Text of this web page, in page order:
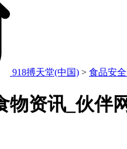
918搏天堂(中国) > 食品安
物资讯_伙伴